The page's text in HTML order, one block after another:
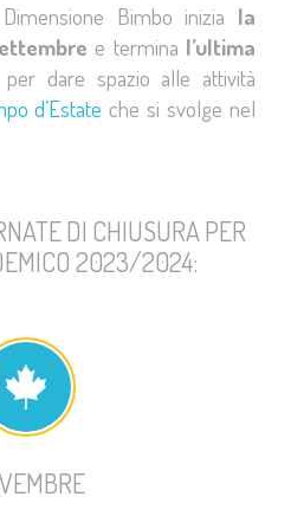
Bimbo inizia la
e termina l’ultima
per dare spazio alle attività
d’Estate che si svolge nel
DI CHIUSURA PER
2023/2024: